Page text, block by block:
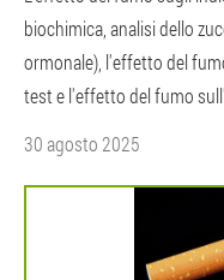
biochimica, analisi dello
ormonale), l'effetto del
test e l'effetto del fumo
30 agosto 2025